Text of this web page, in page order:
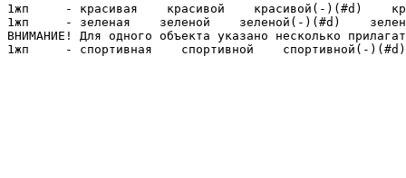
1жп     - красивая    красивой    красивой(-)(#d)
1жп     - зеленая    зеленой    зеленой(-)(#d)
ВНИМАНИЕ! Для одного объекта указано несколько
1жп     - спортивная    спортивной    спортивной(-